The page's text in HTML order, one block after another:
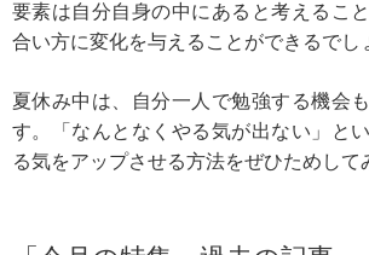
要素は自分自身の中にあると考えるこ
合い方に変化を与えることができるでし
夏休み中は、自分一人で勉強する機会
す。「なんとなくやる気が出ない」と
る気をアップさせる方法をぜひためして